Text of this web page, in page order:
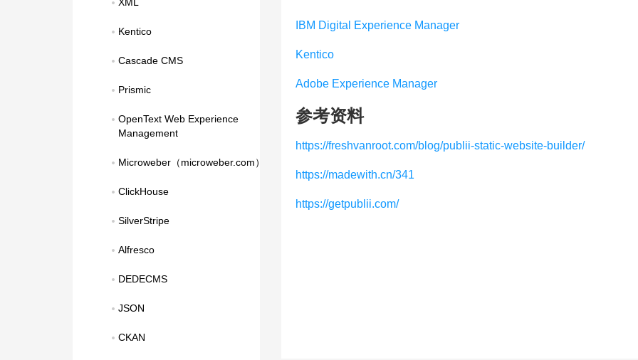
Kentico
Cascade CMS
Prismic
OpenText Web Experience
Management
Microweber（microweber.com）
ClickHouse
SilverStripe
Alfresco
DEDECMS
JSON
CKAN
IBM Digital Experience Manager
Kentico
Adobe Experience Manager
参考资料
https://freshvanroot.com/blog/publii-static-website-builder/
https://madewith.cn/341
https://getpublii.com/